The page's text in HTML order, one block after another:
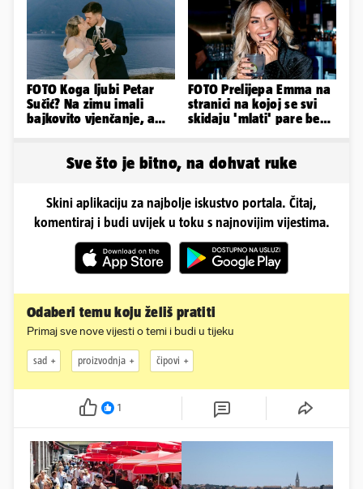
FOTO Koga ljubi Petar
Sučić? Na zimu imali
bajkovito vjenčanje, a
FOTO Prelijepa Emma na
stranici na kojoj se svi
skidaju 'mlati' pare bez
Sve što je bitno, na dohvat ruke
Skini aplikaciju za najbolje iskustvo portala. Čitaj,
komentiraj i budi uvijek u toku s najnovijim vijestima.
Odaberi temu koju želiš pratiti
Primaj sve nove vijesti o temi i budi u tijeku
sad proizvodnja čipovi
1